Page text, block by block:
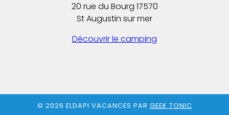
20 rue du Bourg 17570
St Augustin sur mer
Découvrir le camping
© 2026 ELDAPI VACANCES PAR GEEK TONIC